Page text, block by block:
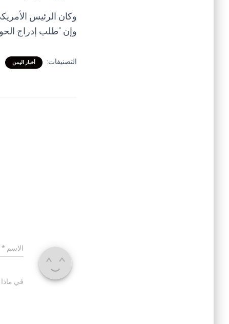
وكان الرئيس
وإن “طلب إدراج
التصنيفات: أخبار اليمن
الاسم *
في